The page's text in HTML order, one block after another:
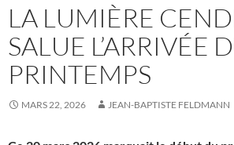
LA LUMIÈRE
SALUE L’ARRIVÉE
PRINTEMPS
MARS 22, 2026 JEAN-BAPTISTE FELDMANN